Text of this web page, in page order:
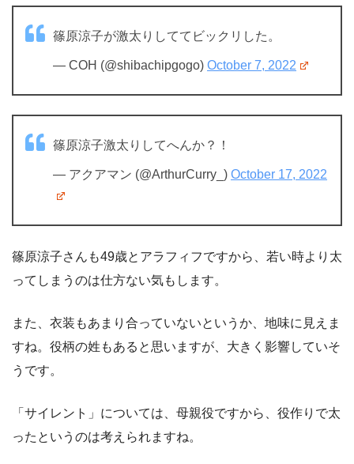
篠原涼子が激太りしててビックリした。
— COH (@shibachipgogo) October 7, 2022
篠原涼子激太りしてへんか？！
— アクアマン (@ArthurCurry_) October 17, 2022
篠原涼子さんも49歳とアラフィフですから、若い時より太
ってしまうのは仕方ない気もします。
また、衣装もあまり合っていないというか、地味に見えま
すね。役柄の姓もあると思いますが、大きく影響していそ
うです。
「サイレント」については、母親役ですから、役作りで太
ったというのは考えられますね。